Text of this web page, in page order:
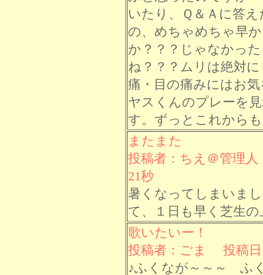
いたり、Ｑ＆Ａに答
の、めちゃめちゃ早
か？？？じゃなかっ
ね？？？ムリは絶対
痛・目の痛みにはお
ヤスくんのプレーを
す。ずっとこれから
またまた
投稿者：ちえ＠管理
21秒
暑くなってしまいま
て、１日も早く芝生
歌いたいー！
投稿者：ごま 投稿日
♪ふくなが～～～ ふ